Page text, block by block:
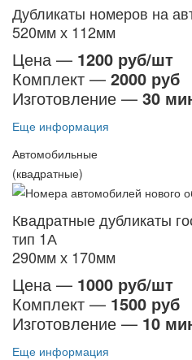
Дубликаты номеров на
520мм х 112мм
Цена — 1200 руб/шт
Комплект — 2000 руб
Изготовление — 30
Еще информация
Автомобильные
(квадратные)
Квадратные дубликаты
тип 1А
290мм х 170мм
Цена — 1000 руб/шт
Комплект — 1500 руб
Изготовление — 10
Еще информация